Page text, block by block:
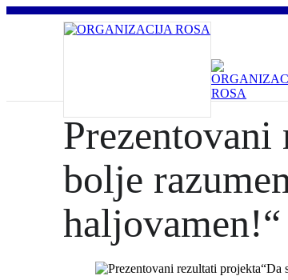
Prezentovani
bolje
haljovamen!“